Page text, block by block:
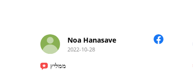
Noa Hanasave
2022-10-28
ממליץ